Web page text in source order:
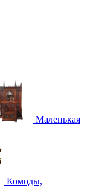
Маленькая
Комоды,